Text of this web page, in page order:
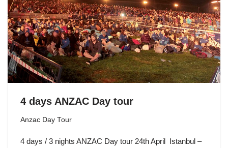
4 days ANZAC Day tour
Anzac Day Tour
4 days / 3 nights ANZAC Day tour 24th April Istanbul –